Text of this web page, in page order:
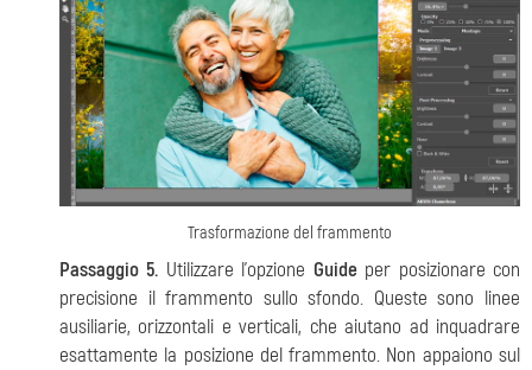
Trasformazione del frammento
Passaggio 5. Utilizzare l'opzione Guideper posizionare con
precisione il frammento sullo sfondo. Queste sono linee
ausiliarie, orizzontali e verticali, che aiutano ad inquadrare
esattamente la posizione del frammento. Non appaiono sul